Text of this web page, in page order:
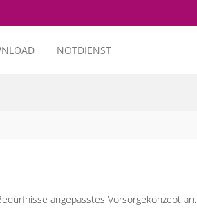
NOTDIENST
angepasstes Vorsorgekonzept an.